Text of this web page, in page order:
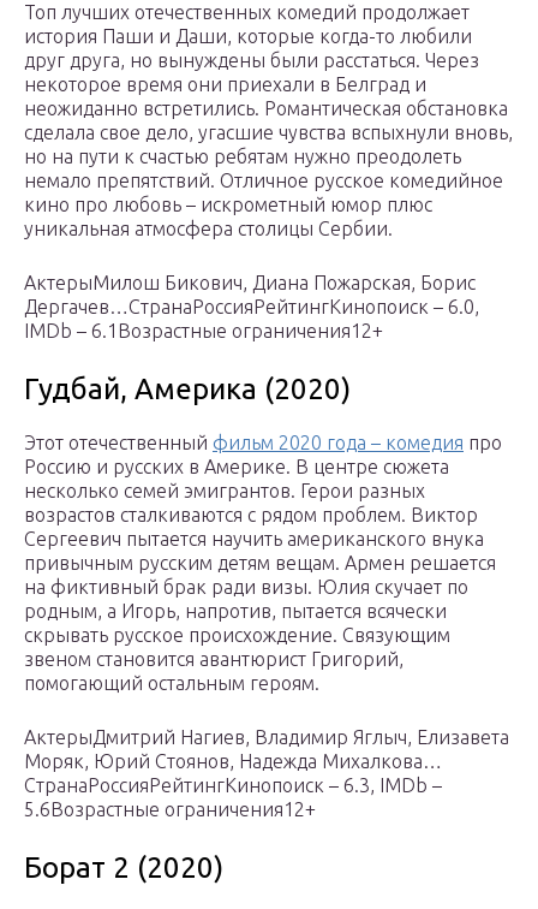
Топ лучших отечественных комедий продолжает
история Паши и Даши, которые когда-то любили
друг друга, но вынуждены были расстаться. Через
некоторое время они приехали в Белград и
неожиданно встретились. Романтическая обстановка
сделала свое дело, угасшие чувства вспыхнули вновь,
но на пути к счастью ребятам нужно преодолеть
немало препятствий. Отличное русское комедийное
кино про любовь – искрометный юмор плюс
уникальная атмосфера столицы Сербии.
АктерыМилош Бикович, Диана Пожарская, Борис
Дергачев…СтранаРоссияРейтингКинопоиск – 6.0,
IMDb – 6.1Возрастные ограничения12+
Гудбай, Америка (2020)
Этот отечественный фильм 2020 года – комедия про
Россию и русских в Америке. В центре сюжета
несколько семей эмигрантов. Герои разных
возрастов сталкиваются с рядом проблем. Виктор
Сергеевич пытается научить американского внука
привычным русским детям вещам. Армен решается
на фиктивный брак ради визы. Юлия скучает по
родным, а Игорь, напротив, пытается всячески
скрывать русское происхождение. Связующим
звеном становится авантюрист Григорий,
помогающий остальным героям.
АктерыДмитрий Нагиев, Владимир Яглыч, Елизавета
Моряк, Юрий Стоянов, Надежда Михалкова…
СтранаРоссияРейтингКинопоиск – 6.3, IMDb –
5.6Возрастные ограничения12+
Борат 2 (2020)